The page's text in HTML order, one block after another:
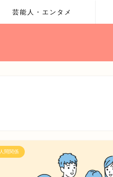
芸能人・エンタメ
人間関係